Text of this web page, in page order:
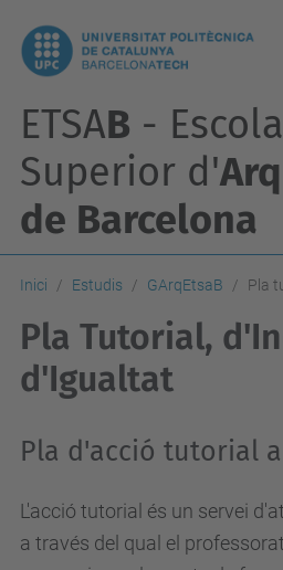
ETSAB -
Superior d'
de Barcelona
Inici Estudis GArqEtsaB Pla
Pla Tutorial,
d'Igualtat
Pla d'acció tutorial a
L'acció tutorial és un servei
a través del qual el